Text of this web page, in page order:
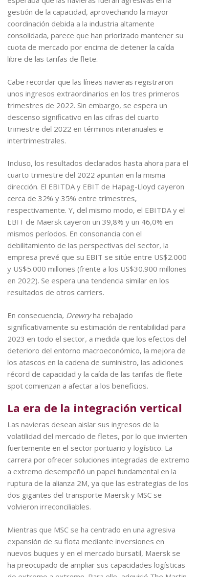
gestión de la capacidad, aprovechando la mayor
coordinación debida a la industria altamente
consolidada, parece que han priorizado mantener su
cuota de mercado por encima de detener la caída
libre de las tarifas de flete.
Cabe recordar que las líneas navieras registraron
unos ingresos extraordinarios en los tres primeros
trimestres de 2022. Sin embargo, se espera un
descenso significativo en las cifras del cuarto
trimestre del 2022 en términos interanuales e
intertrimestrales.
Incluso, los resultados declarados hasta ahora para el
cuarto trimestre del 2022 apuntan en la misma
dirección. El EBITDA y EBIT de Hapag-Lloyd cayeron
cerca de 32% y 35% entre trimestres,
respectivamente. Y, del mismo modo, el EBITDA y el
EBIT de Maersk cayeron un 39,8% y un 46,0% en
mismos períodos. En consonancia con el
debilitamiento de las perspectivas del sector, la
empresa prevé que su EBIT se sitúe entre US$2.000
y US$5.000 millones (frente a los US$30.900 millones
en 2022). Se espera una tendencia similar en los
resultados de otros carriers.
En consecuencia, Drewryha rebajado
significativamente su estimación de rentabilidad para
2023 en todo el sector, a medida que los efectos del
deterioro del entorno macroeconómico, la mejora de
los atascos en la cadena de suministro, las adiciones
récord de capacidad y la caída de las tarifas de flete
spot comienzan a afectar a los beneficios.
La era de la integración vertical
Las navieras desean aislar sus ingresos de la
volatilidad del mercado de fletes, por lo que invierten
fuertemente en el sector portuario y logístico. La
carrera por ofrecer soluciones integradas de extremo
a extremo desempeñó un papel fundamental en la
ruptura de la alianza 2M, ya que las estrategias de los
dos gigantes del transporte Maersk y MSC se
volvieron irreconciliables.
Mientras que MSC se ha centrado en una agresiva
expansión de su flota mediante inversiones en
nuevos buques y en el mercado bursatil, Maersk se
ha preocupado de ampliar sus capacidades logísticas